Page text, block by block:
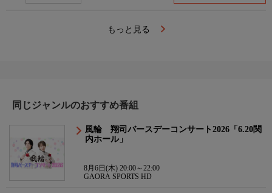
もっと見る
同じジャンルのおすすめ番組
風輪 翔司バースデーコンサート2026「6.20関
内ホール」
8月6日(木) 20:00～22:00
GAORA SPORTS HD